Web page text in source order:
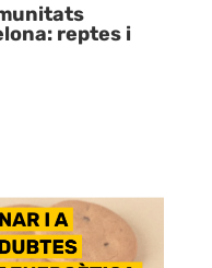
reptes i